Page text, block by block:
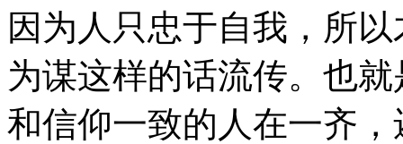
因为人只忠于自我，所
为谋这样的话流传。也
和信仰一致的人在一齐